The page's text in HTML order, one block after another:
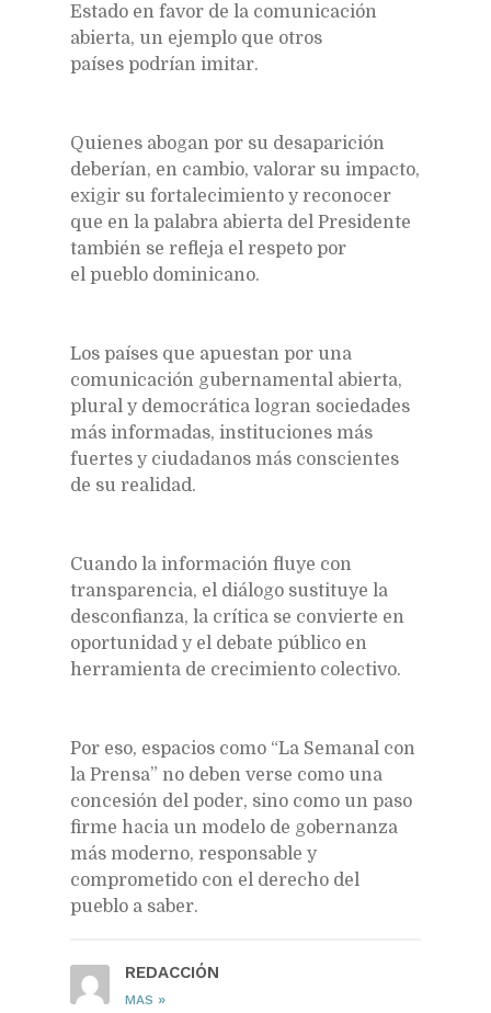
Estado en favor de la comunicación
abierta, un ejemplo que otros
países podrían imitar.
Quienes abogan por su desaparición
deberían, en cambio, valorar su impacto,
exigir su fortalecimiento y reconocer
que en la palabra abierta del Presidente
también se refleja el respeto por
el pueblo dominicano.
Los países que apuestan por una
comunicación gubernamental abierta,
plural y democrática logran sociedades
más informadas, instituciones más
fuertes y ciudadanos más conscientes
de su realidad.
Cuando la información fluye con
transparencia, el diálogo sustituye la
desconfianza, la crítica se convierte en
oportunidad y el debate público en
herramienta de crecimiento colectivo.
Por eso, espacios como “La Semanal con
la Prensa” no deben verse como una
concesión del poder, sino como un paso
firme hacia un modelo de gobernanza
más moderno, responsable y
comprometido con el derecho del
pueblo a saber.
REDACCIÓN
MAS »